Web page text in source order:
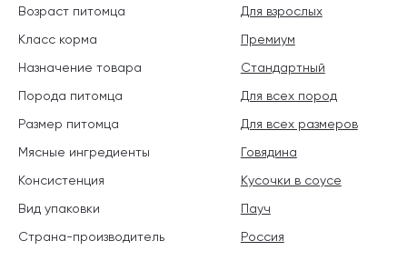
Возраст питомца
Для взрослых
Класс корма
Премиум
Назначение товара
Стандартный
Порода питомца
Для всех пород
Размер питомца
Для всех размеров
Мясные ингредиенты
Говядина
Консистенция
Кусочки в соусе
Вид упаковки
Пауч
Страна-производитель
Россия